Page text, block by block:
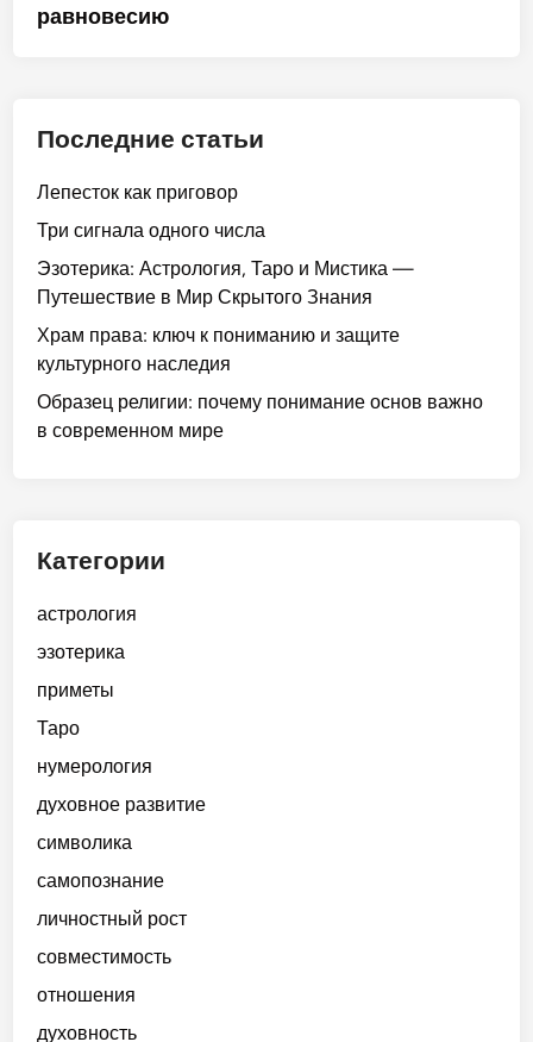
равновесию
Последние статьи
Лепесток как приговор
Три сигнала одного числа
Эзотерика: Астрология, Таро и Мистика —
Путешествие в Мир Скрытого Знания
Храм права: ключ к пониманию и защите
культурного наследия
Образец религии: почему понимание основ важно
в современном мире
Категории
астрология
эзотерика
приметы
Таро
нумерология
духовное развитие
символика
самопознание
личностный рост
совместимость
отношения
духовность